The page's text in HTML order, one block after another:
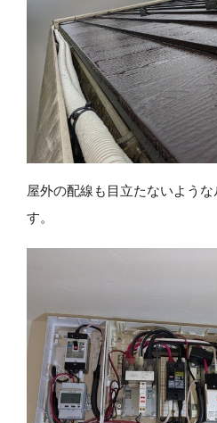
屋外の配線も目立たないよう
す。